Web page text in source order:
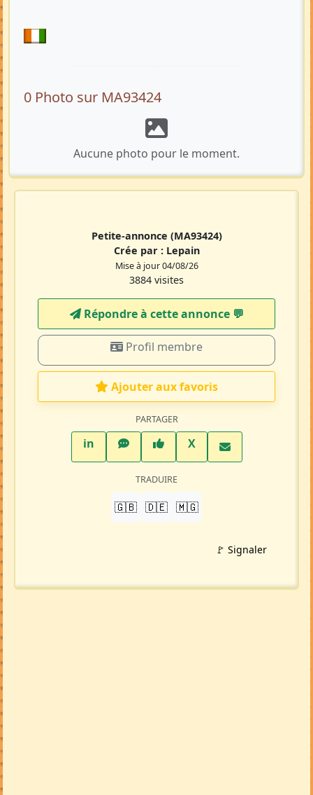
0 Photo sur MA93424
Aucune photo pour le moment.
Petite-annonce (MA93424)
Crée par : Lepain
Mise à jour 04/08/26
3884 visites
Répondre à cette annonce 💬​
Profil membre
Ajouter aux favoris
PARTAGER
inLinkedInWhatsAppFacebook
XTwitter X
TRADUIRE
🇬🇧 🇩🇪 🇲🇬
🚩 Signaler